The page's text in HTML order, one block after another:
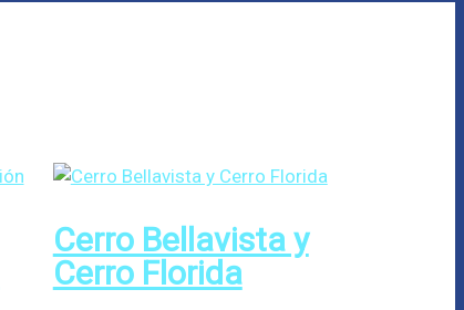
Cerro Bellavista y
Cerro Florida